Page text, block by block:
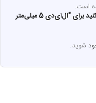
است.
اولین نفری باشید که دیدگاهی را ارسال می کنید برای “ال‌ای‌دی 5 میلی‌متر
شوید.